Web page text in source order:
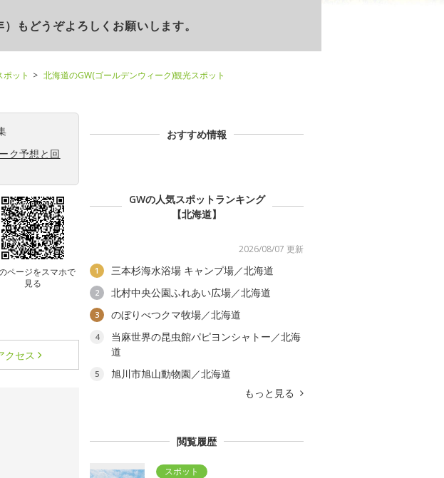
もどうぞよろしくお願いします。
ット
北海道のGW(ゴールデンウィーク)観光スポット
ク予想と回
ページをスマホで
見る
クセス
おすすめ情報
GWの人気スポットランキング
【北海道】
2026/08/07 更新
1 三本杉海水浴場 キャンプ場／北海道
2 北村中央公園ふれあい広場／北海道
3 のぼりべつクマ牧場／北海道
4
当麻世界の昆虫館パピヨンシャトー／北海
道
5
旭川市旭山動物園／北海道
もっと見る
閲覧履歴